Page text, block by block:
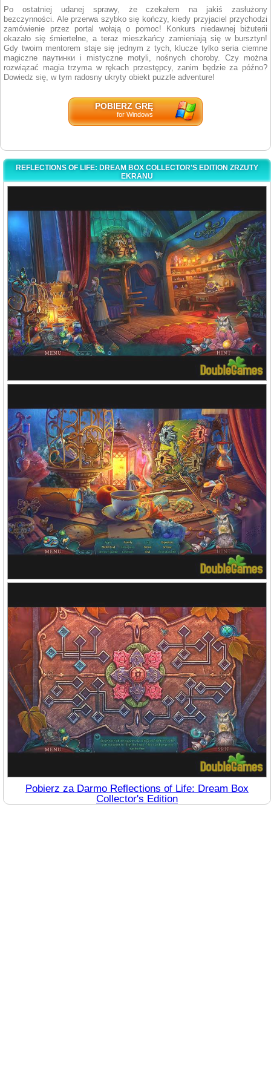
Po ostatniej udanej sprawy, że czekałem na jakiś zasłużony
bezczynności. Ale przerwa szybko się kończy, kiedy przyjaciel przychodzi
zamówienie przez portal wołają o pomoc! Konkurs niedawnej biżuterii
okazało się śmiertelne, a teraz mieszkańcy zamieniają się w bursztyn!
Gdy twoim mentorem staje się jednym z tych, klucze tylko seria ciemne
magiczne паутинки i mistyczne motyli, nośnych choroby. Czy można
rozwiązać magia trzyma w rękach przestępcy, zanim będzie za późno?
Dowiedz się, w tym radosny ukryty obiekt puzzle adventure!
POBIERZ GRĘ
for Windows
REFLECTIONS OF LIFE: DREAM BOX COLLECTOR'S EDITION ZRZUTY
EKRANU
Pobierz za Darmo Reflections of Life: Dream Box
Collector's Edition